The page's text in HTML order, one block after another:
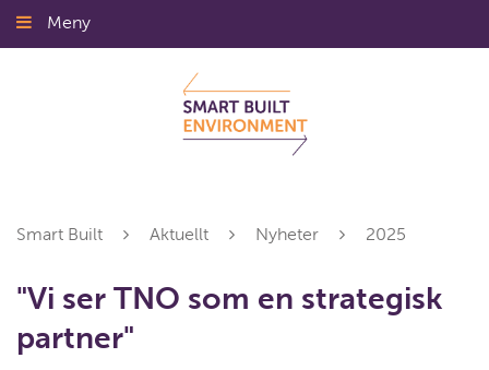
Gå
till
Meny
Smart Built Aktuellt Nyheter 2025
"Vi ser TNO som en strategisk
partner"